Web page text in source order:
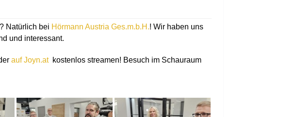
? Natürlich bei Hörmann Austria Ges.m.b.H.! Wir haben uns
und interessant.
auf Joyn.atkostenlos streamen! Besuch im Schauraum